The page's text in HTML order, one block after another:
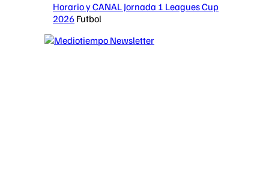
Horario y CANAL Jornada 1 Leagues Cup
2026 Futbol